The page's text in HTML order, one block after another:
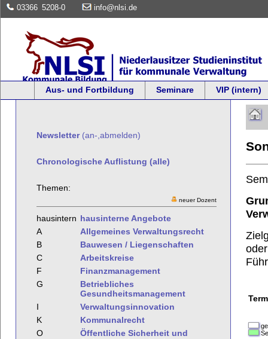
03366 5208-0 info@nlsi.de
Aus- und Fortbildung Seminare VIP (intern)
Newsletter(an-,abmelden)
Chronologische Auflistung (alle)
Themen:
neuer Dozent
hausintern hausinterne Angebote
A
Allgemeines Verwaltungsrecht
B
Bauwesen / Liegenschaften
C
Arbeitskreise
F
Finanzmanagement
G
Betriebliches
Gesundheitsmanagement
I
Verwaltungsinnovation
K
Kommunalrecht
O
Öffentliche Sicherheit und